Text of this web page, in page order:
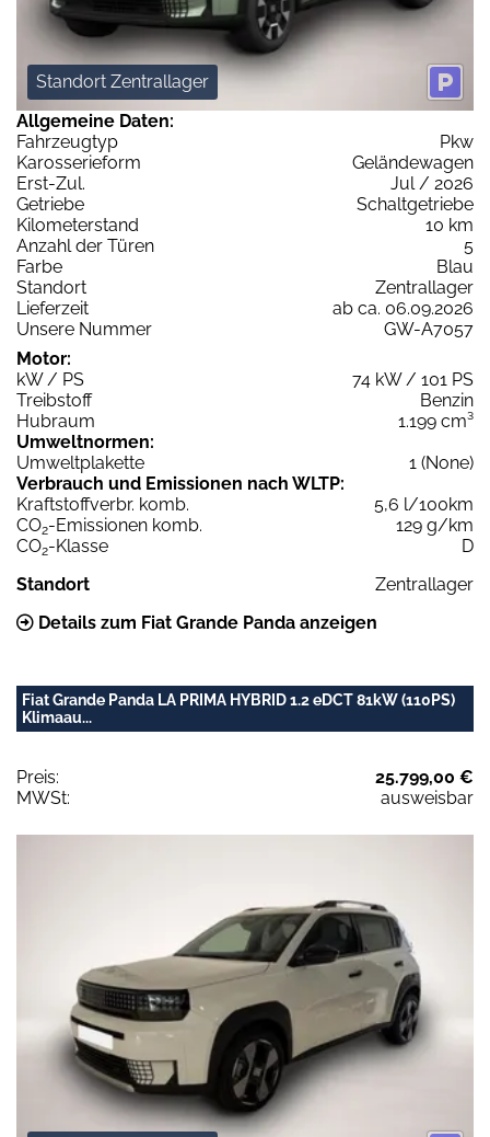
Standort Zentrallager
Allgemeine Daten:
Fahrzeugtyp
Pkw
Karosserieform
Geländewagen
Erst-Zul.
Jul / 2026
Getriebe
Schaltgetriebe
Kilometerstand
10 km
Anzahl der Türen
5
Farbe
Blau
Standort
Zentrallager
Lieferzeit
ab ca. 06.09.2026
Unsere Nummer
GW-A7057
Motor:
kW / PS
74 kW / 101 PS
Treibstoff
Benzin
Hubraum
1.199 cm³
Umweltnormen:
Umweltplakette
1 (None)
Verbrauch und Emissionen nach WLTP:
Kraftstoffverbr. komb.
5,6 l/100km
CO2-Emissionen komb.
129 g/km
CO2-Klasse
D
Standort
Zentrallager
Details zum Fiat Grande Panda anzeigen
Fiat Grande Panda LA PRIMA HYBRID 1.2 eDCT 81kW (110PS)
Klimaau...
Preis:
25.799,00 €
MWSt:
ausweisbar